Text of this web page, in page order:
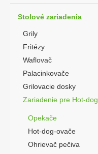
Stolové zariadenia
Grily
Fritézy
Waflovač
Palacinkovače
Grilovacie dosky
Zariadenie pre Hot-dog
Opekače
Hot-dog-ovače
Ohrievač pečiva